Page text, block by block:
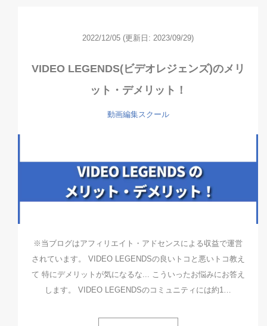
2022/12/05 (更新日: 2023/09/29)
VIDEO LEGENDS(ビデオレジェンズ)のメリ
ット・デメリット！
動画編集スクール
※当ブログはアフィリエイト・アドセンスによる収益で運営
されています。 VIDEO LEGENDSの良いトコと悪いトコ教え
て 特にデメリットが気になるな... こういったお悩みにお答え
します。 VIDEO LEGENDSのコミュニティには約1…